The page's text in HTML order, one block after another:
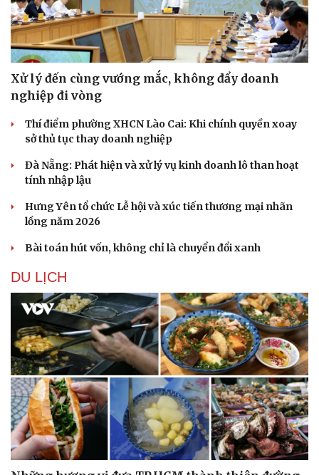
Xử lý đến cùng vướng mắc, không đẩy doanh
nghiệp đi vòng
Thí điểm phường XHCN Lào Cai: Khi chính quyền xoay
sở thủ tục thay doanh nghiệp
Đà Nẵng: Phát hiện và xử lý vụ kinh doanh lô than hoạt
tính nhập lậu
Hưng Yên tổ chức Lễ hội và xúc tiến thương mại nhãn
lồng năm 2026
Bài toán hút vốn, không chỉ là chuyển đổi xanh
DU LỊCH